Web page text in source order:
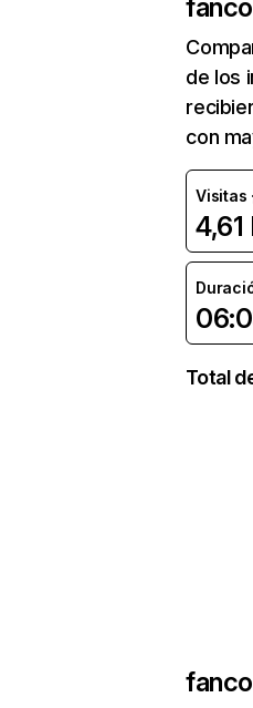
de los
con
Visitas
4,61
Total